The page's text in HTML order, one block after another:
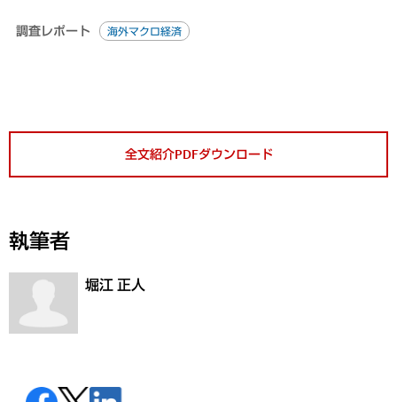
調査レポート 海外マクロ経済
全文紹介PDFダウンロード
執筆者
堀江 正人